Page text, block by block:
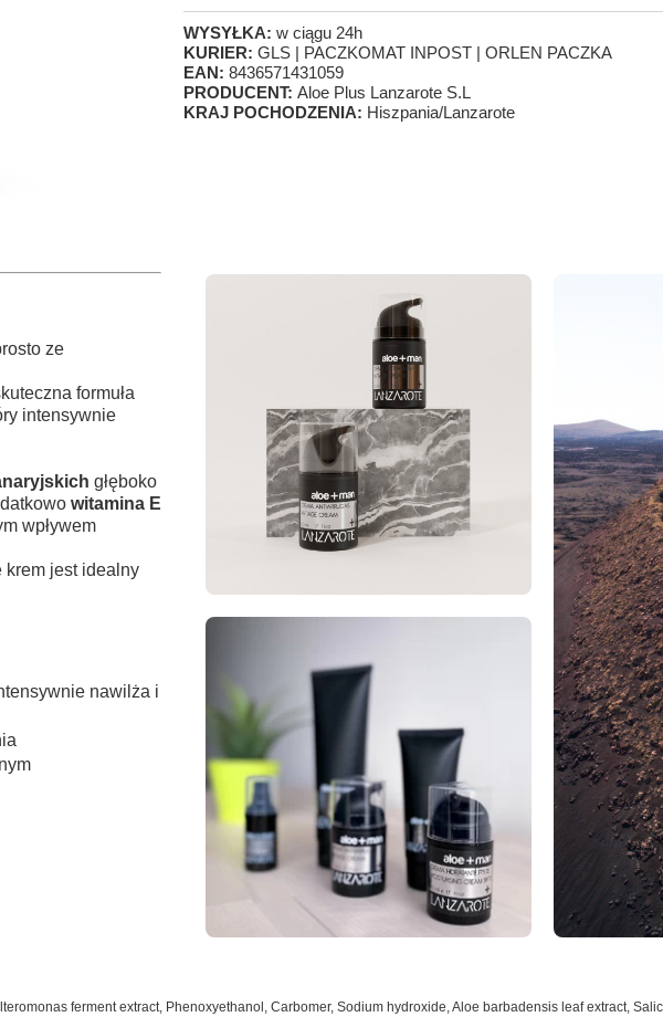
ferment extract, Phenoxyethanol, Carbomer, Sodium hydroxide, Aloe barbadensis leaf extract,
ze
formuła
intensywnie
głęboko
witamina E
wpływem
krem jest idealny
nawilża i
WYSYŁKA: w ciągu 24h
KURIER: GLS | PACZKOMAT INPOST | ORLEN PACZKA
EAN: 8436571431059
PRODUCENT: Aloe Plus Lanzarote S.L
KRAJ POCHODZENIA: Hiszpania/Lanzarote